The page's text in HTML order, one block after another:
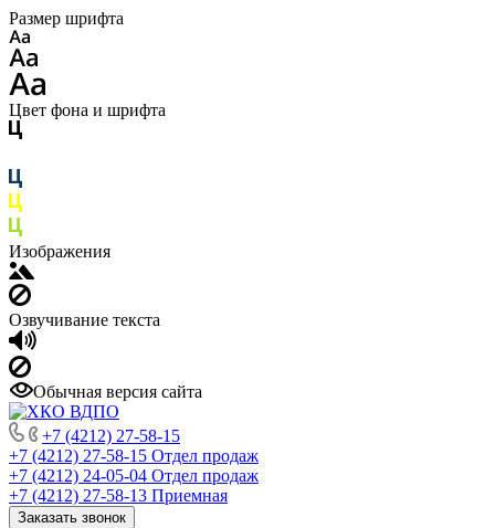
Размер шрифта
Цвет фона и шрифта
Изображения
Озвучивание текста
Обычная версия сайта
+7 (4212) 27-58-15
+7 (4212) 27-58-15 Отдел продаж
+7 (4212) 24-05-04 Отдел продаж
+7 (4212) 27-58-13 Приемная
Заказать звонок